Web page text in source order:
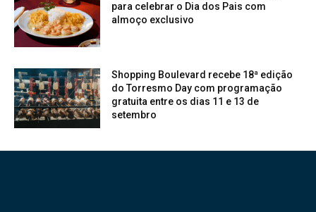
para celebrar o Dia dos Pais com
almoço exclusivo
Shopping Boulevard recebe 18ª edição
do Torresmo Day com programação
gratuita entre os dias 11 e 13 de
setembro